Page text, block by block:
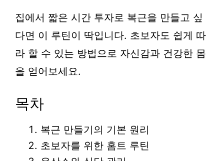
집에서 짧은 시간 투자로 복근을 만들고 싶
다면 이 루틴이 딱입니다. 초보자도 쉽게 따
라 할 수 있는 방법으로 자신감과 건강한 몸
을 얻어보세요.
목차
복근 만들기의 기본 원리
초보자를 위한 홈트 루틴